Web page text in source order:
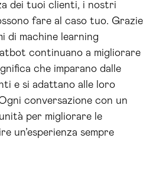
dei tuoi clienti, i nostri
fare al caso tuo. Grazie
di machine learning
continuano a migliorare
che imparano dalle
e si adattano alle loro
conversazione con un
per migliorare le
un’esperienza sempre